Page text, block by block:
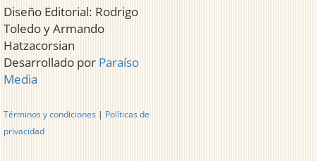
Diseño Editorial: Rodrigo
Toledo y Armando
Hatzacorsian
Desarrollado por Paraíso
Media
Términos y condiciones | Políticas de
privacidad